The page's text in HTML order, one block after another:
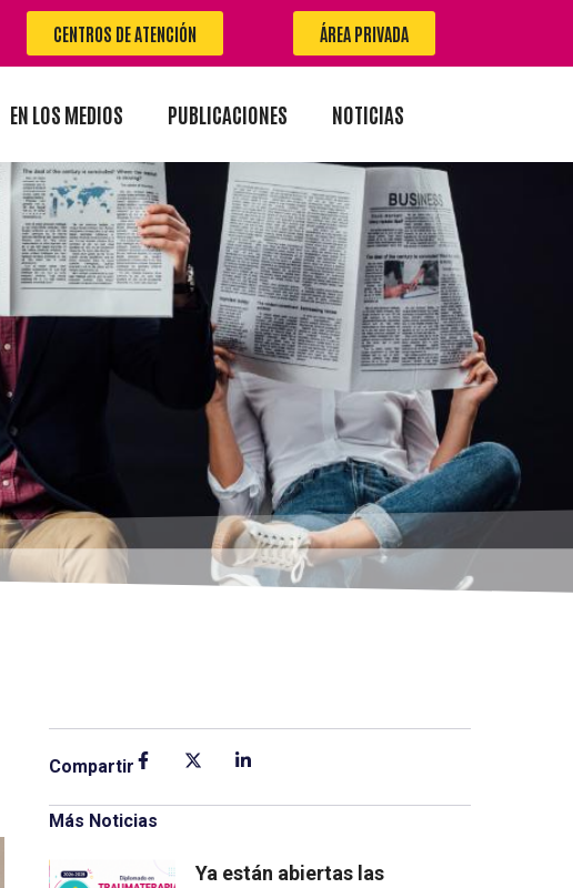
CENTROS DE ATENCIÓN ÁREA PRIVADA
EN LOS MEDIOS PUBLICACIONES NOTICIAS
Compartir
Más Noticias
Ya están abiertas las